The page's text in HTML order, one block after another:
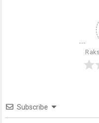
Subscribe